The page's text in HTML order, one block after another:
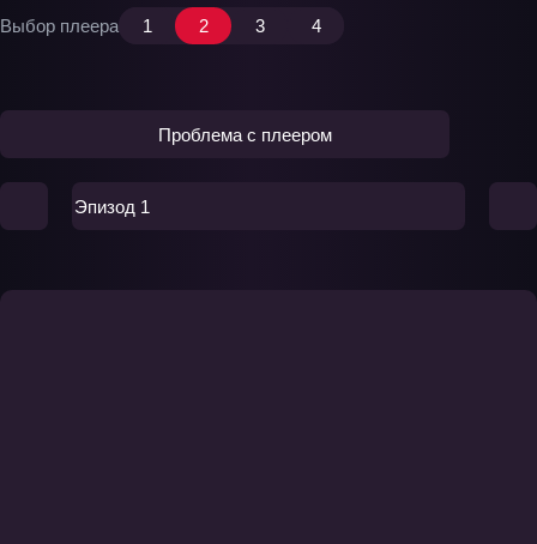
Выбор плеера 1 2 3 4
Проблема с плеером
Эпизод 1